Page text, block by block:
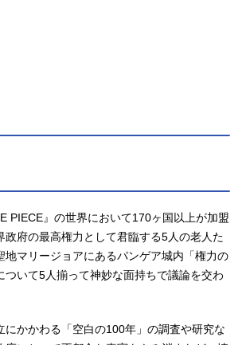
EPIECE放送形態TVアニメスケジュ
ー・D・ルフィ：田中真弓ロロノア・
ゾロ：中井和哉ナミ：岡村明美ウソ
ップ：山口勝平サンジ：平田広明ト
ニートニー・チョッパー：大谷育江
ョージンベエ：宝亀克寿シャンク
PIECE』の世界において170ヶ国以上が加盟
政府の最高権力として君臨する5人の老人た
地マリージョアにあるパンゲア城内「権力の
ついて5人揃って神妙な面持ちで議論を交わ
にかかわる「空白の100年」の調査や研究な